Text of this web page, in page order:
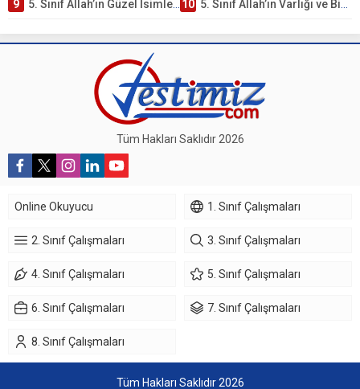
9 5. Sınıf Allah’ın Güzel İsimleri Testi – Online Çöz 10 5. Sınıf Allah’ın Varlığı ve Birliği Testi – Online Çöz
Tüm Hakları Saklıdır 2026
Online Okuyucu 1. Sınıf Çalışmaları
2. Sınıf Çalışmaları 3. Sınıf Çalışmaları
4. Sınıf Çalışmaları 5. Sınıf Çalışmaları
6. Sınıf Çalışmaları 7. Sınıf Çalışmaları
8. Sınıf Çalışmaları
Tüm Hakları Saklıdır 2026